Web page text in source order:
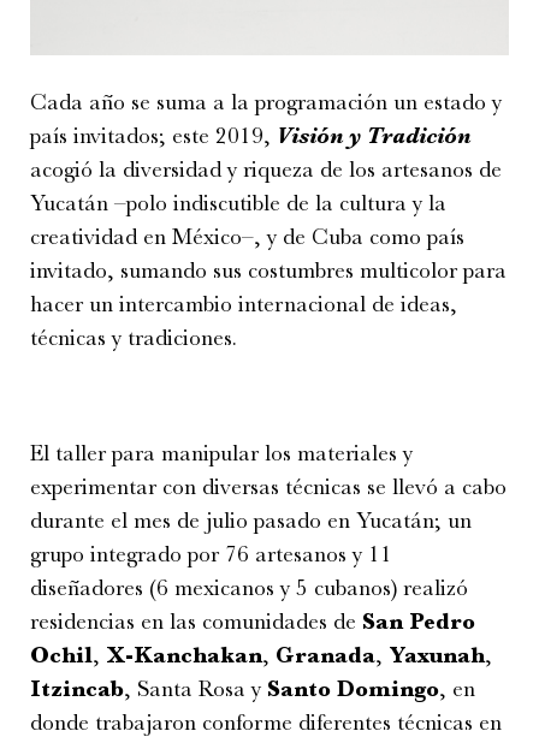
Cada año se suma a la programación un estado y
país invitados; este 2019, Visión y Tradición
acogió la diversidad y riqueza de los artesanos de
Yucatán –polo indiscutible de la cultura y la
creatividad en México–, y de Cuba como país
invitado, sumando sus costumbres multicolor para
hacer un intercambio internacional de ideas,
técnicas y tradiciones.
El taller para manipular los materiales y
experimentar con diversas técnicas se llevó a cabo
durante el mes de julio pasado en Yucatán; un
grupo integrado por 76 artesanos y 11
diseñadores (6 mexicanos y 5 cubanos) realizó
residencias en las comunidades de San Pedro
Ochil, X-Kanchakan, Granada, Yaxunah,
Itzincab, Santa Rosa y Santo Domingo, en
donde trabajaron conforme diferentes técnicas en